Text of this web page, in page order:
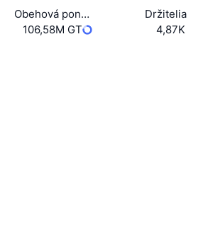
Obehová ponuka
106,58M GT
Držitelia
4,87K